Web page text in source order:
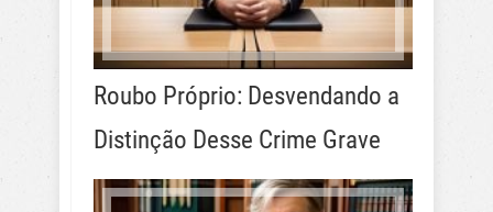
Roubo Próprio: Desvendando a
Distinção Desse Crime Grave